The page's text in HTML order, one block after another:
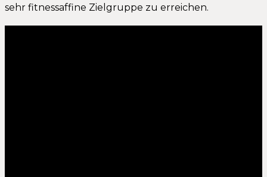
sehr fitnessaffine Zielgruppe zu erreichen.